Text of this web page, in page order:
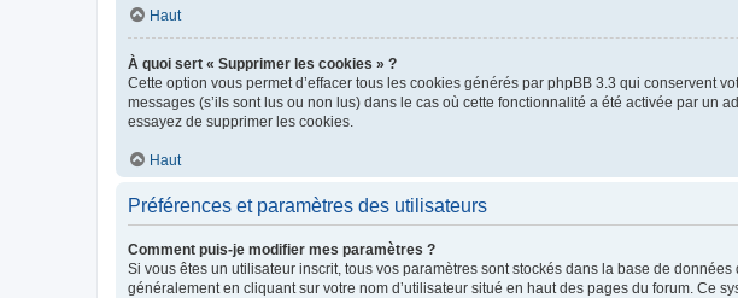
Haut
À quoi sert « Supprimer les cookies » ?
Cette option vous permet d’effacer tous les cookies générés par phpBB 3.3 qui conservent
messages (s’ils sont lus ou non lus) dans le cas où cette fonctionnalité a été activée par un
essayez de supprimer les cookies.
Haut
Préférences et paramètres des utilisateurs
Comment puis-je modifier mes paramètres ?
Si vous êtes un utilisateur inscrit, tous vos paramètres sont stockés dans la base de
généralement en cliquant sur votre nom d’utilisateur situé en haut des pages du forum. Ce